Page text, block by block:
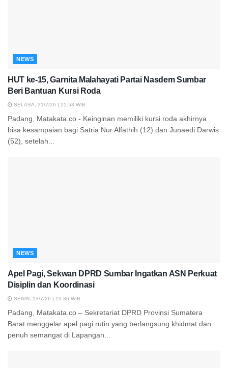
NEWS
HUT ke-15, Garnita Malahayati Partai Nasdem Sumbar
Beri Bantuan Kursi Roda
SELASA, 21/7/26 | 21:53 WIB
Padang, Matakata.co - Keinginan memiliki kursi roda akhirnya
bisa kesampaian bagi Satria Nur Alfathih (12) dan Junaedi Darwis
(52), setelah...
NEWS
Apel Pagi, Sekwan DPRD Sumbar Ingatkan ASN Perkuat
Disiplin dan Koordinasi
SENIN, 13/7/26 | 19:36 WIB
Padang, Matakata.co – Sekretariat DPRD Provinsi Sumatera
Barat menggelar apel pagi rutin yang berlangsung khidmat dan
penuh semangat di Lapangan...